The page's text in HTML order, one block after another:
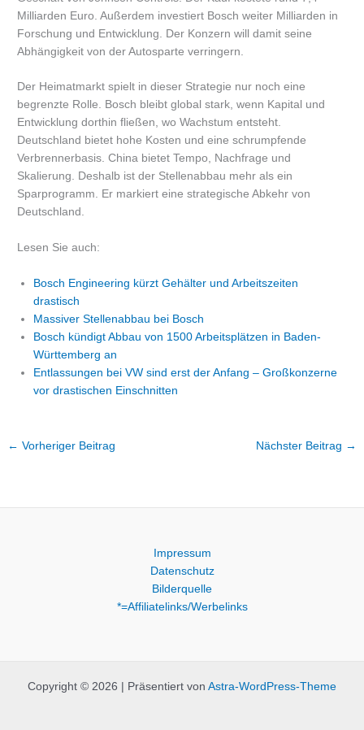
Milliarden Euro. Außerdem investiert Bosch weiter Milliarden in
Forschung und Entwicklung. Der Konzern will damit seine
Abhängigkeit von der Autosparte verringern.
Der Heimatmarkt spielt in dieser Strategie nur noch eine
begrenzte Rolle. Bosch bleibt global stark, wenn Kapital und
Entwicklung dorthin fließen, wo Wachstum entsteht.
Deutschland bietet hohe Kosten und eine schrumpfende
Verbrennerbasis. China bietet Tempo, Nachfrage und
Skalierung. Deshalb ist der Stellenabbau mehr als ein
Sparprogramm. Er markiert eine strategische Abkehr von
Deutschland.
Lesen Sie auch:
Bosch Engineering kürzt Gehälter und Arbeitszeiten
drastisch
Massiver Stellenabbau bei Bosch
Bosch kündigt Abbau von 1500 Arbeitsplätzen in Baden-
Württemberg an
Entlassungen bei VW sind erst der Anfang – Großkonzerne
vor drastischen Einschnitten
← Vorheriger Beitrag Nächster Beitrag →
Impressum
Datenschutz
Bilderquelle
*=Affiliatelinks/Werbelinks
Copyright © 2026 | Präsentiert von Astra-WordPress-Theme